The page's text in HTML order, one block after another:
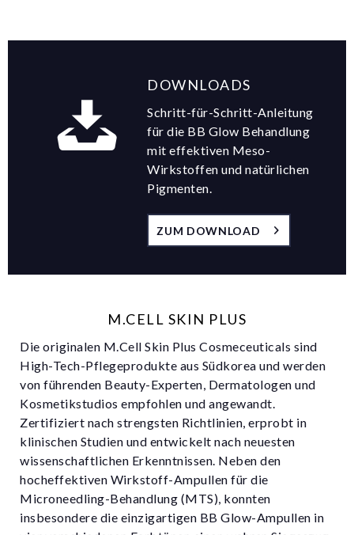
DOWNLOADS
Schritt-für-Schritt-Anleitung
für die BB Glow Behandlung
mit effektiven Meso-
Wirkstoffen und natürlichen
Pigmenten.
ZUM DOWNLOAD
M.CELL SKIN PLUS
Die originalen M.Cell Skin Plus Cosmeceuticals sind
High-Tech-Pflegeprodukte aus Südkorea und werden
von führenden Beauty-Experten, Dermatologen und
Kosmetikstudios empfohlen und angewandt.
Zertifiziert nach strengsten Richtlinien, erprobt in
klinischen Studien und entwickelt nach neuesten
wissenschaftlichen Erkenntnissen. Neben den
hocheffektiven Wirkstoff-Ampullen für die
Microneedling-Behandlung (MTS), konnten
insbesondere die einzigartigen BB Glow-Ampullen in